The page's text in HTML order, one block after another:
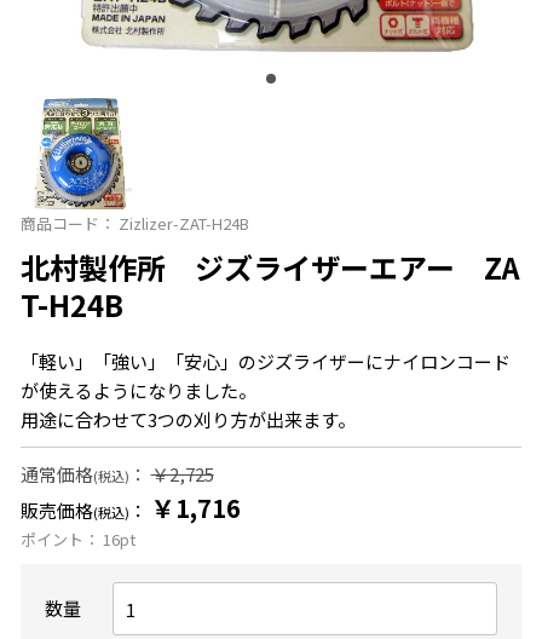
商品コード： Zizlizer-ZAT-H24B
北村製作所 ジズライザーエアー ZA
T-H24B
「軽い」「強い」「安心」のジズライザーにナイロンコード
が使えるようになりました。
用途に合わせて3つの刈り方が出来ます。
通常価格(税込) ：￥2,725
販売価格(税込) ： ￥1,716
ポイント： 16pt
数量